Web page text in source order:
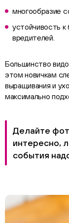
многообразие
устойчивость
вредителей.
Большинство
этом новичкам
выращивания и
максимально
Делайте
интересно,
события